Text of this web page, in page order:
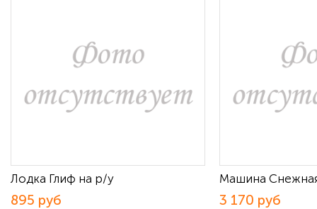
Лодка Глиф на р/у
895 руб
Машина
3 170 руб